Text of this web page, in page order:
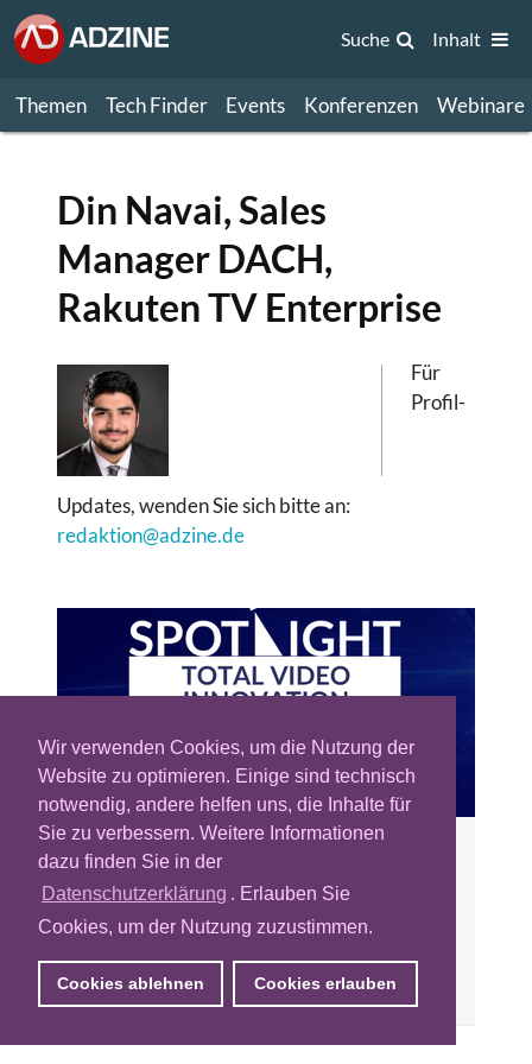
Wir verwenden Cookies, um die Nutzung der
Website zu optimieren. Einige sind technisch
notwendig, andere helfen uns, die Inhalte für
Sie zu verbessern. Weitere Informationen
dazu finden Sie in der
Datenschutzerklärung . Erlauben Sie
Cookies, um der Nutzung zuzustimmen.
Cookies ablehnen Cookies erlauben
Themen Tech Finder Events Konferenzen Webinare
Suche Inhalt
Din Navai, Sales
Manager DACH,
Rakuten TV Enterprise
Für
Profil-
Updates, wenden Sie sich bitte an:
redaktion@adzine.de
SPOTLIGHT: Total Video Innovation
In dieser SPOTLIGHT-Folge nehmen wir
Innovationen rund um Total Video unter die
Lupe.